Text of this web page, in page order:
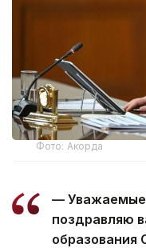
Фото: Акорда
— Уважаемые
поздравляю
образования